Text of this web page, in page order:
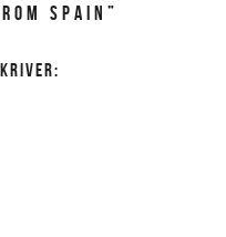
SPAIN”